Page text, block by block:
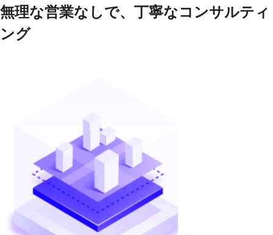
無理な営業なしで、丁寧なコンサルティ
ング